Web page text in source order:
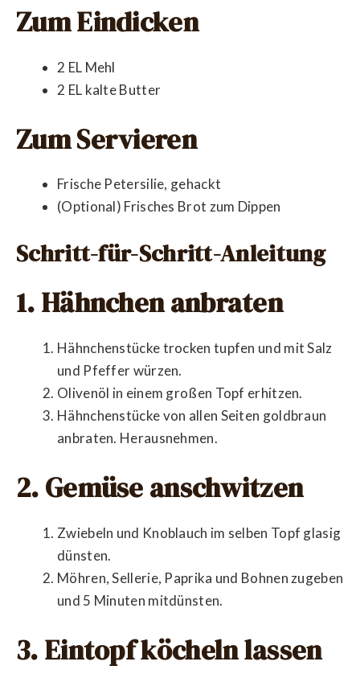
Zum Eindicken
2 EL Mehl
2 EL kalte Butter
Zum Servieren
Frische Petersilie, gehackt
(Optional) Frisches Brot zum Dippen
Schritt-für-Schritt-Anleitung
1. Hähnchen anbraten
Hähnchenstücke trocken tupfen und mit Salz
und Pfeffer würzen.
Olivenöl in einem großen Topf erhitzen.
Hähnchenstücke von allen Seiten goldbraun
anbraten. Herausnehmen.
2. Gemüse anschwitzen
Zwiebeln und Knoblauch im selben Topf glasig
dünsten.
Möhren, Sellerie, Paprika und Bohnen zugeben
und 5 Minuten mitdünsten.
3. Eintopf köcheln lassen